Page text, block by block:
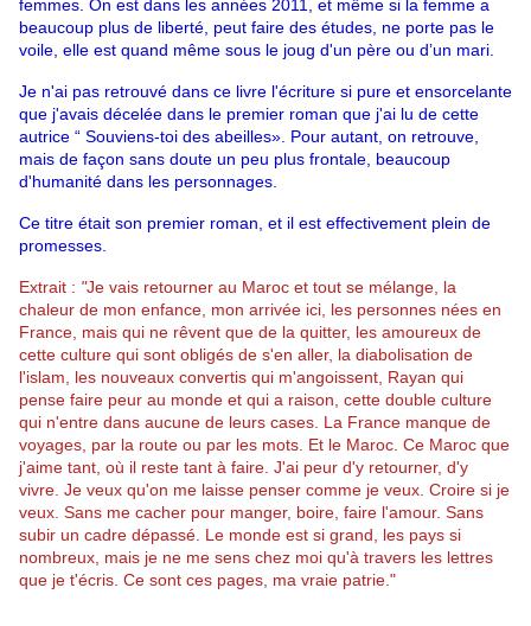
femmes. On est dans les années 2011, et même si la femme a
beaucoup plus de liberté, peut faire des études, ne porte pas le
voile, elle est quand même sous le joug d'un père ou d’un mari.
Je n'ai pas retrouvé dans ce livre l'écriture si pure et ensorcelante
que j'avais décelée dans le premier roman que j'ai lu de cette
autrice “ Souviens-toi des abeilles». Pour autant, on retrouve,
mais de façon sans doute un peu plus frontale, beaucoup
d'humanité dans les personnages.
Ce titre était son premier roman, et il est effectivement plein de
promesses.
Extrait : "Je vais retourner au Maroc et tout se mélange, la
chaleur de mon enfance, mon arrivée ici, les personnes nées en
France, mais qui ne rêvent que de la quitter, les amoureux de
cette culture qui sont obligés de s'en aller, la diabolisation de
l'islam, les nouveaux convertis qui m'angoissent, Rayan qui
pense faire peur au monde et qui a raison, cette double culture
qui n'entre dans aucune de leurs cases. La France manque de
voyages, par la route ou par les mots. Et le Maroc. Ce Maroc que
j'aime tant, où il reste tant à faire. J'ai peur d'y retourner, d'y
vivre. Je veux qu'on me laisse penser comme je veux. Croire si je
veux. Sans me cacher pour manger, boire, faire l'amour. Sans
subir un cadre dépassé. Le monde est si grand, les pays si
nombreux, mais je ne me sens chez moi qu'à travers les lettres
que je t'écris. Ce sont ces pages, ma vraie patrie."